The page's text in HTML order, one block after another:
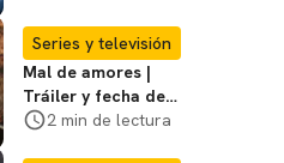
Series y televisión
Mal de amores |
Tráiler y fecha de
estreno de la nueva
2 min de lectura